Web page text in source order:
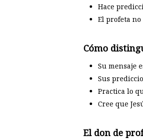
Hace
El profeta
Cómo
Su mensaje
Sus
Practica lo
Cree que
El don de